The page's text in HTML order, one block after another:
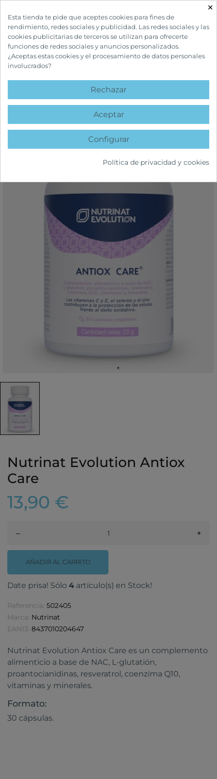
INICIO COMPLEMENTOS Y VITAMINAS
favorite
Nutrinat Evolution Antiox
Care
13,90 €
– +
AÑADIR AL CARRITO
Date prisa! Sólo 4 artículo(s) en Stock!
Referencia: 502405
Marca: Nutrinat
EAN13: 8437010204647
Nutrinat Evolution Antiox Care es un complemento
alimenticio a base de NAC, L-glutatión,
proantocianidinas, resveratrol, coenzima Q10,
vitaminas y minerales.
Formato:
30 cápsulas.
×
Esta tienda te pide que aceptes cookies para fines de
rendimiento, redes sociales y publicidad. Las redes sociales y las
cookies publicitarias de terceros se utilizan para ofrecerte
funciones de redes sociales y anuncios personalizados.
¿Aceptas estas cookies y el procesamiento de datos personales
involucrados?
Rechazar
Aceptar
Configurar
Política de privacidad y cookies